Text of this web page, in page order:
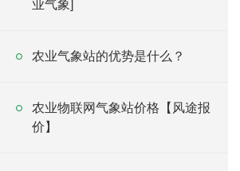
业气象]
农业气象站的优势是什么？
农业物联网气象站价格【风途报
价】